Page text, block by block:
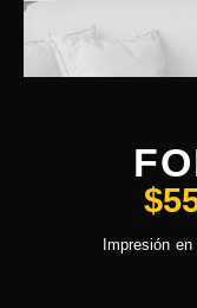
$
Impresión